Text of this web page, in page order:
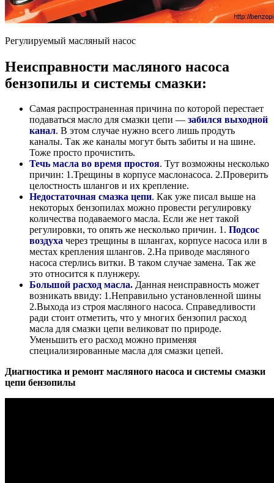
Регулируемый масляный насос
Неисправности масляного насоса
бензопилы и системы смазки:
Самая распространенная причина по которой перестает
подаваться масло для смазки цепи — забился выходной
канал. В этом случае нужно всего лишь продуть
каналы. Так же каналы могут быть забиты и на шине.
Тоже просто прочистить.
Течь масла во время простоя. Тут возможны несколько
причин: 1.Трещины в корпусе маслонасоса. 2.Проверить
целостность шлангов и их крепление.
Недостаточная смазка цепи. Как уже писал выше на
некоторых бензопилах можно провести регулировку
количества подаваемого масла. Если же нет такой
регулировки, то опять же несколько причин. 1. Подсос
воздуха через трещины в шлангах, корпусе насоса или в
местах крепления шлангов. 2.На приводе масляного
насоса стерлись витки. В таком случае замена. Так же
это относится к плунжеру.
Большой расход масла. Данная неисправность может
возникать ввиду: 1.Неправильно установленной шины
2.Выхода из строя масляного насоса. Справедливости
ради стоит отметить, что у многих бензопил расход
масла для смазки цепи великоват по природе.
Уменьшить его расход можно применяя
специализированные масла для смазки цепей.
Диагностика и ремонт масляного насоса и системы смазки
цепи бензопилы